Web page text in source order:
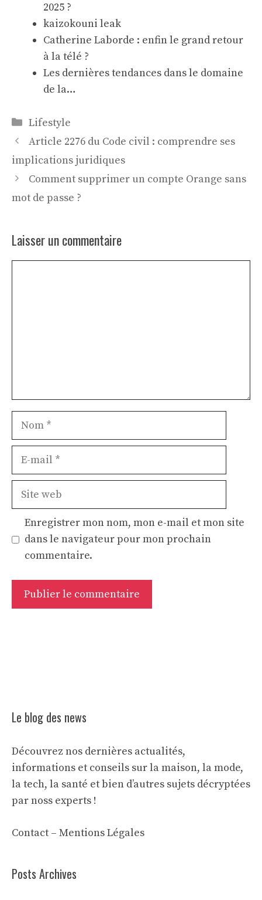
2025 ?
kaizokouni leak
Catherine Laborde : enfin le grand retour
à la télé ?
Les dernières tendances dans le domaine
de la…
Catégories
Lifestyle
Article 2276 du Code civil : comprendre ses
implications juridiques
Comment supprimer un compte Orange sans
mot de passe ?
Laisser un commentaire
Nom
Site
Enregistrer mon nom, mon e-mail et mon site
dans le navigateur pour mon prochain
commentaire.
Le blog des news
Découvrez nos dernières actualités,
informations et conseils sur la maison, la mode,
la tech, la santé et bien d’autres sujets décryptées
par noss experts !
Contact – Mentions Légales
Posts Archives